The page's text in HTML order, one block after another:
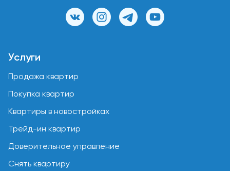
Услуги
Продажа квартир
Покупка квартир
Квартиры в новостройках
Трейд-ин квартир
Доверительное управление
Снять квартиру